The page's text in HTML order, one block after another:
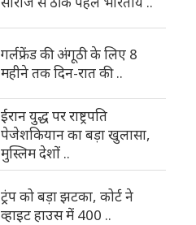
गर्लफ्रेंड की अंगूठी के लिए 8
महीने तक दिन-रात की ..
ईरान युद्ध पर राष्ट्रपति
पेजेशकियान का बड़ा खुलासा,
मुस्लिम देशों ..
ट्रंप को बड़ा झटका, कोर्ट ने
व्हाइट हाउस में 400 ..